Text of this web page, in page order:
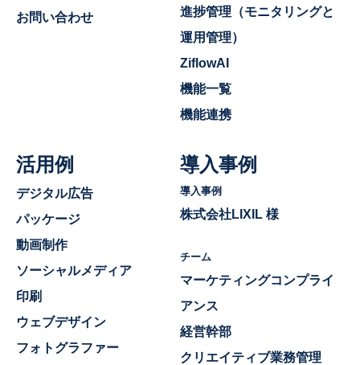
お問い合わせ
進捗管理（モニタリングと
運用管理）
ZiflowAI
機能一覧
機能連携
活用例
デジタル広告
パッケージ
動画制作
ソーシャルメディア
印刷
ウェブデザイン
フォトグラファー
導入事例
導入事例
株式会社LIXIL 様
チーム
マーケティングコンプライ
アンス
経営幹部
クリエイティブ業務管理